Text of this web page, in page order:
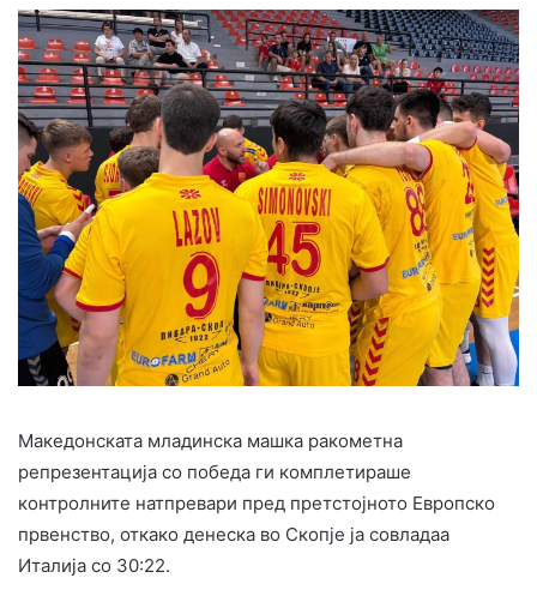
Македонската младинска машка ракометна
репрезентација со победа ги комплетираше
контролните натпревари пред претстојното Европско
првенство, откако денеска во Скопје ја совладаа
Италија со 30:22.